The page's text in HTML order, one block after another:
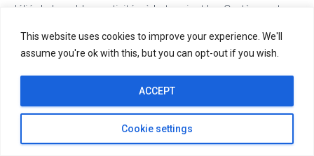
This website uses cookies to improve your experience. We'll
assume you're ok with this, but you can opt-out if you wish.
Cookie settings
ACCEPT
délié de la noble captivité où le tenaient les Cortès, rentrer
musulman, sous le porche de NotreDame d’Atocha. Dès ce
moment, l’ Hymne de Riégo
s’est tu ; les officiers patriotes
sont fusillés ou en fuite les orateurs et les journalistes sont
envoyés aux galères ; Riégo lui-même, livré par les paysans
qui l’avaient porté en triomphe, une année auparavant, est
condamné au supplice de lagaroteet meurt en lançant sur
ce peuple si mobile un regard mêlé de désenchantement et